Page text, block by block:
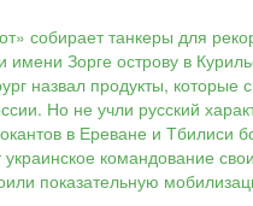
собирает танкеры для
Зорге острову в
назвал продукты, которые
Но не учли русский
в Ереване и Тбилиси
командование
показательную